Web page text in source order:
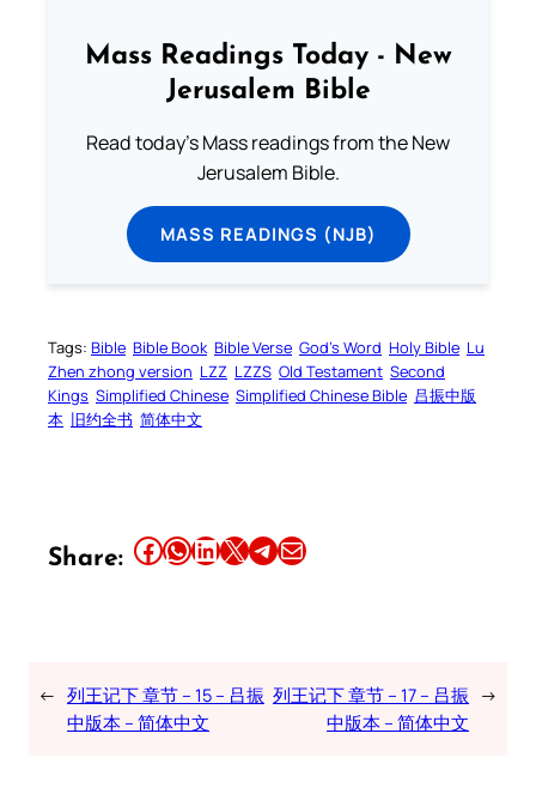
Mass Readings Today - New
Jerusalem Bible
Read today's Mass readings from the New
Jerusalem Bible.
MASS READINGS (NJB)
Tags: Bible Bible Book Bible Verse God’s Word Holy Bible Lu
Zhen zhong version LZZ LZZS Old Testament Second
Kings Simplified Chinese Simplified Chinese Bible 吕振中版
本 旧约全书 简体中文
Share: Share this article on Facebook Share this article on WhatsApp Share this article on LinkedIn Share this article on X Share this article on TelegramEmail this Article
← 列王记下 章节 – 15 – 吕振
中版本 – 简体中文
列王记下 章节 – 17 – 吕振
中版本 – 简体中文
→